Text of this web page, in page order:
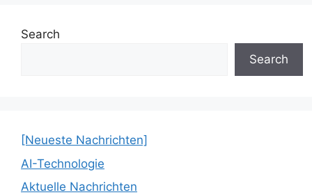
Search
Search
[Neueste Nachrichten]
AI-Technologie
Aktuelle Nachrichten